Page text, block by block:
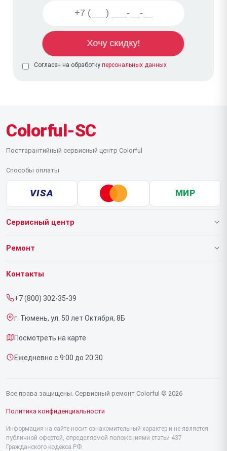
Согласен на обработку персональных данных
Colorful-SC
Постгарантийный сервисный центр Colorful
Способы оплаты
VISA МИР
Сервисный центр
О нашем сервисе
Срочный ремонт
Доставка и способы оплаты
Диагностика
Контакты
Ремонт
Ноутбуков
Контакты
+7 (800) 302-35-39
г. Тюмень, ул. 50 лет Октября, 8Б
Посмотреть на карте
Ежедневно с 9:00 до 20:30
Все права защищены. Сервисный ремонт Colorful © 2026
Политика конфиденциальности
Информация на сайте носит ознакомительный характер и не является
публичной офертой, определяемой положениями статьи 437
Гражданского кодекса РФ.